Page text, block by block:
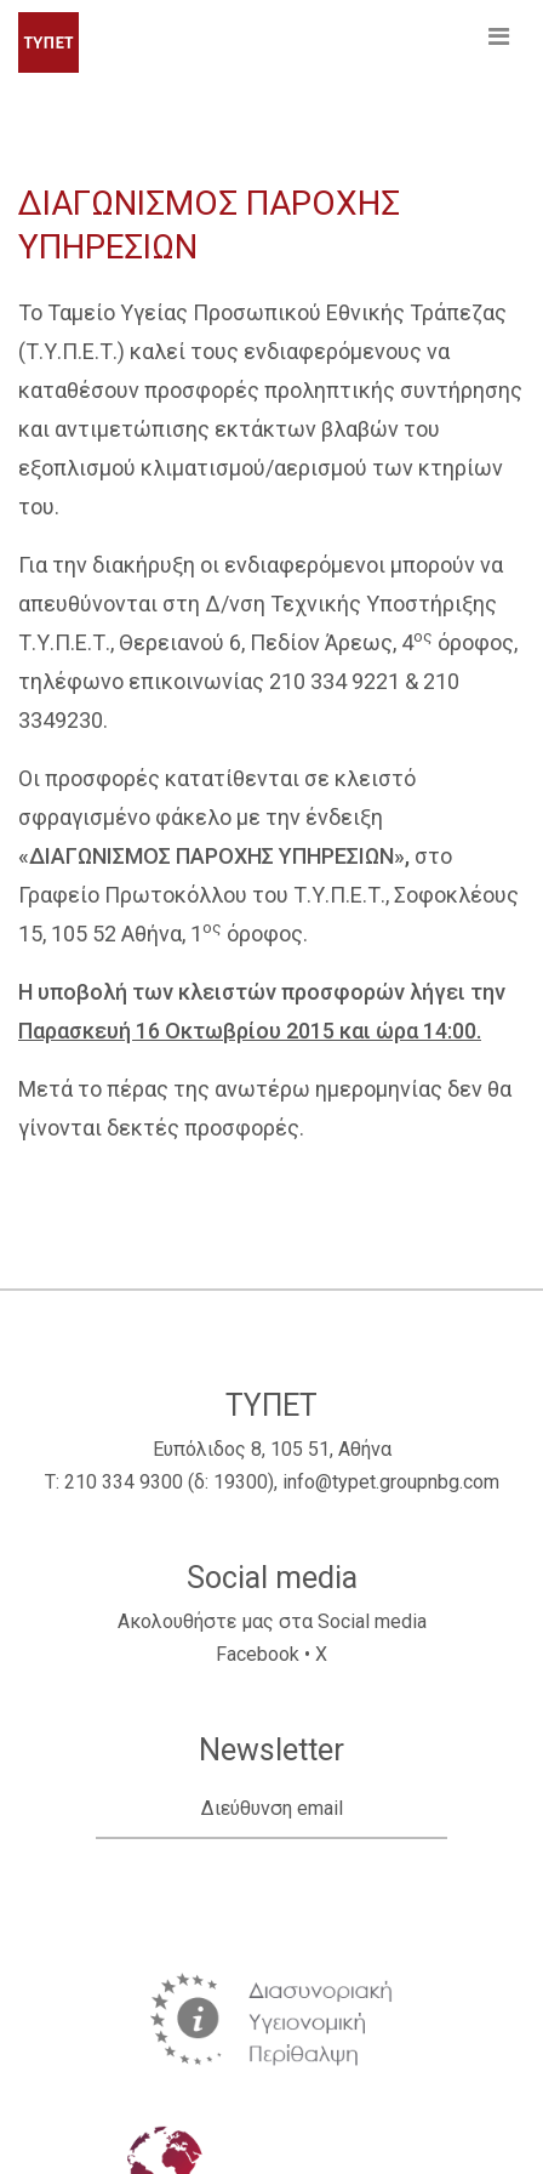
ΔΙΑΓΩΝΙΣΜΟΣ ΠΑΡΟΧΗΣ
ΥΠΗΡΕΣΙΩΝ
Το Ταμείο Υγείας Προσωπικού Εθνικής Τράπεζας
(Τ.Υ.Π.Ε.Τ.) καλεί τους ενδιαφερόμενους να
καταθέσουν προσφορές προληπτικής συντήρησης
και αντιμετώπισης εκτάκτων βλαβών του
εξοπλισμού κλιματισμού/αερισμού των κτηρίων
του.
Για την διακήρυξη οι ενδιαφερόμενοι μπορούν να
απευθύνονται στη Δ/νση Τεχνικής Υποστήριξης
Τ.Υ.Π.Ε.Τ., Θερειανού 6, Πεδίον Άρεως, 4ος όροφος,
τηλέφωνο επικοινωνίας 210 334 9221 & 210
3349230.
Οι προσφορές κατατίθενται σε κλειστό
σφραγισμένο φάκελο με την ένδειξη
«ΔΙΑΓΩΝΙΣΜΟΣ ΠΑΡΟΧΗΣ ΥΠΗΡΕΣΙΩΝ», στο
Γραφείο Πρωτοκόλλου του Τ.Υ.Π.Ε.Τ., Σοφοκλέους
15, 105 52 Αθήνα, 1ος όροφος.
Η υποβολή των κλειστών προσφορών λήγει την
Παρασκευή 16 Οκτωβρίου 2015 και ώρα 14:00.
Μετά το πέρας της ανωτέρω ημερομηνίας δεν θα
γίνονται δεκτές προσφορές.
ΤΥΠΕΤ
Ευπόλιδος 8, 105 51, Αθήνα
Τ: 210 334 9300 (δ: 19300), info@typet.groupnbg.com
Social media
Ακολουθήστε μας στα Social media
Facebook • X
Newsletter
Διεύθυνση email